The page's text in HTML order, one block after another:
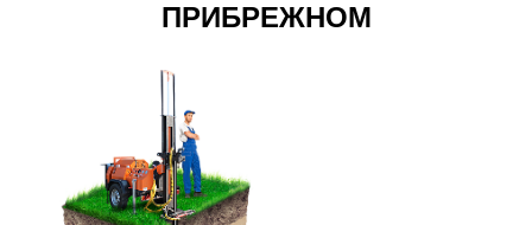
ПРИБРЕЖНОМ